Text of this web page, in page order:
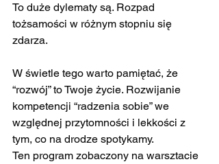
To duże dylematy są. Rozpad
tożsamości w różnym stopniu się
zdarza.
W świetle tego warto pamiętać, że
“rozwój” to Twoje życie. Rozwijanie
kompetencji “radzenia sobie” we
względnej przytomności i lekkości z
tym, co na drodze spotykamy.
Ten program zobaczony na warsztacie